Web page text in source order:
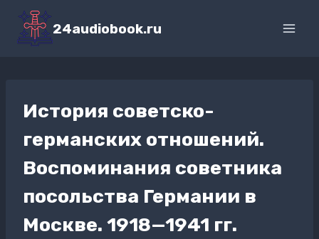
Перейти
содержимому
24audiobook.ru
История советско-
германских отношений.
Воспоминания советника
посольства Германии в
Москве. 1918—1941 гг.